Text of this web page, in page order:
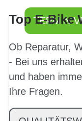
TERMIN
Top E-Bike
Ob Reparatur,
- Bei uns
und haben
Ihre Fragen.